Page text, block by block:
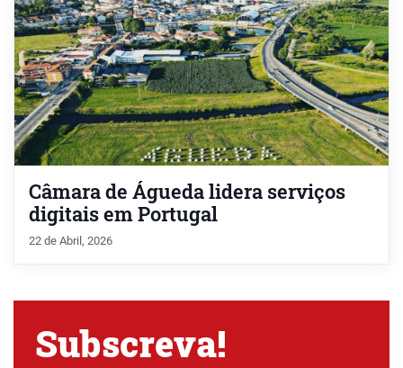
Câmara de Águeda lidera serviços
digitais em Portugal
22 de Abril, 2026
Subscreva!